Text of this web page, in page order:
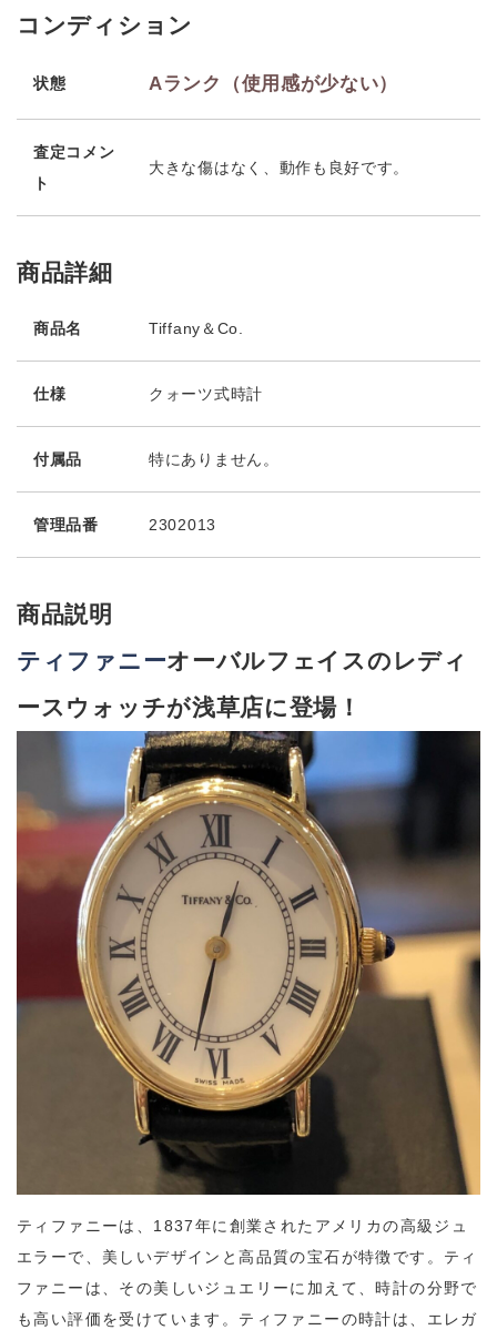
コンディション
状態 Aランク（使用感が少ない）
査定コメン
ト
大きな傷はなく、動作も良好です。
商品詳細
商品名 Tiffany＆Co.
仕様 クォーツ式時計
付属品 特にありません。
管理品番 2302013
商品説明
ティファニーオーバルフェイスのレディ
ースウォッチが浅草店に登場！
ティファニーは、1837年に創業されたアメリカの高級ジュ
エラーで、美しいデザインと高品質の宝石が特徴です。ティ
ファニーは、その美しいジュエリーに加えて、時計の分野で
も高い評価を受けています。ティファニーの時計は、エレガ